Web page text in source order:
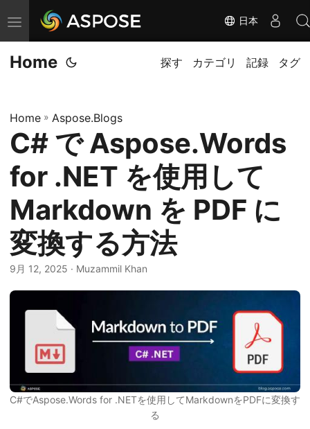
ナ
ビ
ゲ
ョ
ン
切
替
日本
Home 探す カテゴリ 記録 タグ
Home » Aspose.Blogs
C# で Aspose.Words
for .NET を使用して
Markdown を PDF に
変換する方法
9月 12, 2025 · Muzammil Khan
C#でAspose.Words for .NETを使用してMarkdownをPDFに変換す
る